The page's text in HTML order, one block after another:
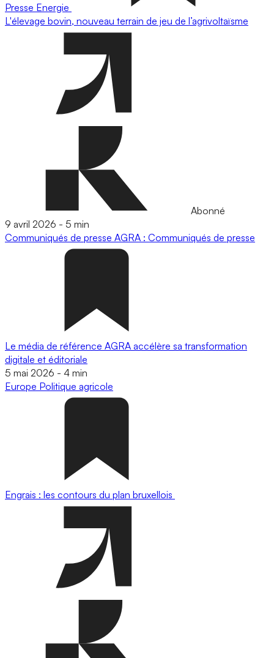
Presse Energie
L'élevage bovin, nouveau terrain de jeu de l’agrivoltaïsme
Abonné
9 avril 2026 - 5 min
Communiqués de presse AGRA : Communiqués de presse
Le média de référence AGRA accélère sa transformation
digitale et éditoriale
5 mai 2026 - 4 min
Europe Politique agricole
Engrais : les contours du plan bruxellois